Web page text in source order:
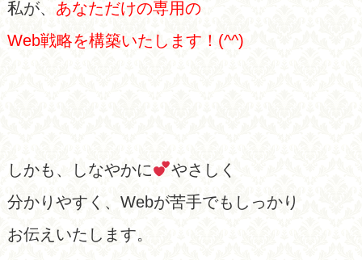
私が、 あなただけの専用の
Web戦略を構築いたします！(^^)
しかも、しなやかに
やさしく
分かりやすく、Webが苦手でもしっかり
お伝えいたします。